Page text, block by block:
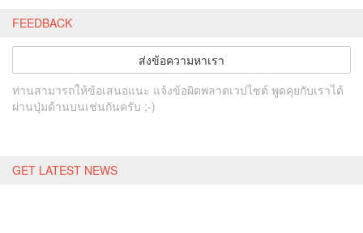
FEEDBACK
ส่งข้อความหาเรา
ท่านสามารถให้ข้อเสนอแนะ แจ้งข้อผิดพลาดเวปไซต์ พูดคุยกับเราได้
ผ่านปุ่มด้านบนเช่นกันครับ ;-)
GET LATEST NEWS